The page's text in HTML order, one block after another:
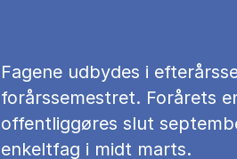
Fagene udbydes i
forårssemestret. Forårets
offentliggøres slut
enkeltfag i midt marts.